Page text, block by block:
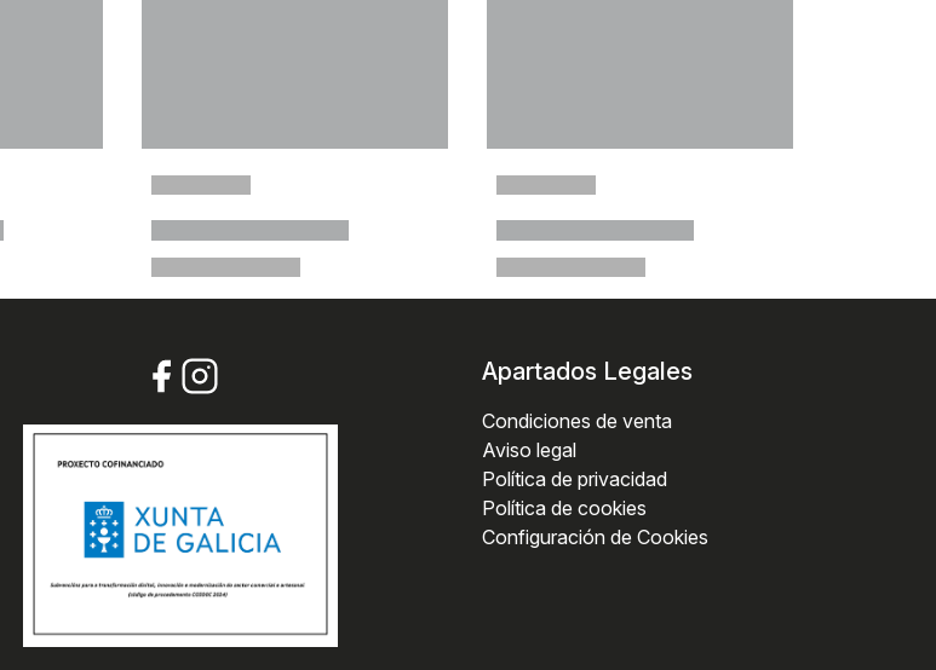
Apartados Legales
Condiciones de venta
Aviso legal
Política de privacidad
Política de cookies
Configuración de Cookies